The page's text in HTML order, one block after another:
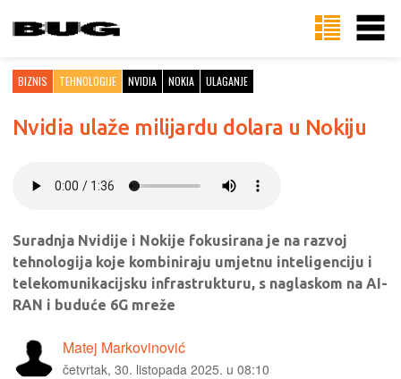
BIZNIS TEHNOLOGIJE NVIDIA NOKIA ULAGANJE
Nvidia ulaže milijardu dolara u Nokiju
Suradnja Nvidije i Nokije fokusirana je na razvoj
tehnologija koje kombiniraju umjetnu inteligenciju i
telekomunikacijsku infrastrukturu, s naglaskom na AI-
RAN i buduće 6G mreže
Matej Markovinović
četvrtak, 30. listopada 2025. u 08:10